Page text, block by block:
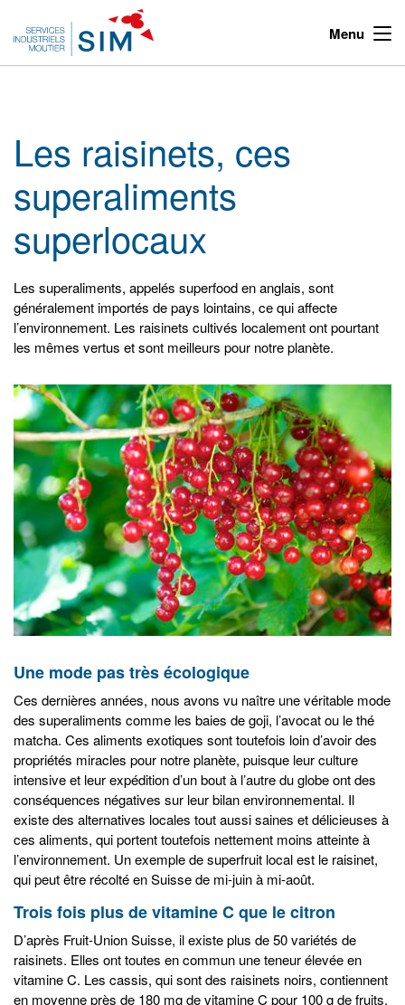
Menu
Les raisinets, ces
superaliments
superlocaux
Les superaliments, appelés superfood en anglais, sont
généralement importés de pays lointains, ce qui affecte
l’environnement. Les raisinets cultivés localement ont pourtant
les mêmes vertus et sont meilleurs pour notre planète.
Une mode pas très écologique
Ces dernières années, nous avons vu naître une véritable mode
des superaliments comme les baies de goji, l’avocat ou le thé
matcha. Ces aliments exotiques sont toutefois loin d’avoir des
propriétés miracles pour notre planète, puisque leur culture
intensive et leur expédition d’un bout à l’autre du globe ont des
conséquences négatives sur leur bilan environnemental. Il
existe des alternatives locales tout aussi saines et délicieuses à
ces aliments, qui portent toutefois nettement moins atteinte à
l’environnement. Un exemple de superfruit local est le raisinet,
qui peut être récolté en Suisse de mi-juin à mi-août.
Trois fois plus de vitamine C que le citron
D’après Fruit-Union Suisse, il existe plus de 50 variétés de
raisinets. Elles ont toutes en commun une teneur élevée en
vitamine C. Les cassis, qui sont des raisinets noirs, contiennent
en moyenne près de 180 mg de vitamine C pour 100 g de fruits.